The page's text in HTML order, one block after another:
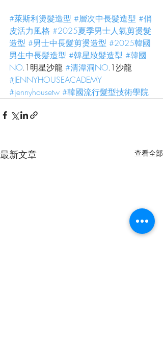
#萊斯利燙髮造型 #層次中長髮造型 #俏
皮活力風格 #2025夏季男士人氣剪燙髮
造型 #男士中長髮剪燙造型 #2025韓國
男生中長髮造型 #韓星妝髮造型 #韓國
NO.1明星沙龍 #清潭洞NO.1沙龍
#JENNYHOUSEACADEMY
#jennyhousetw #韓國流行髮型技術學院
最新文章 查看全部